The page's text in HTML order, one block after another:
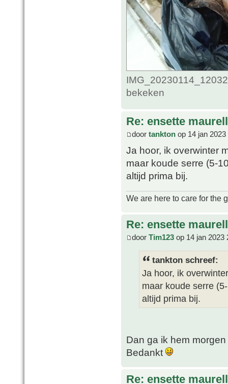
bekeken
Re: ensette
door tankton op 14 jan 2023
Ja hoor, ik overwinter
maar koude serre (5-
altijd prima bij.
We are here to care for the
Re: ensette
door Tim123 op 14 jan 2023
tankton schreef:
Ja hoor, ik
maar koude serre
altijd prima bij.
Dan ga ik hem
Bedankt
Re: ensette